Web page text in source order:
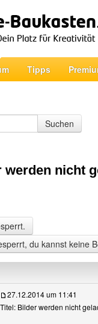
Tipps
Suchen
nicht
du kannst keine
27.12.2014 um 11:41
Titel: Bilder werden nicht